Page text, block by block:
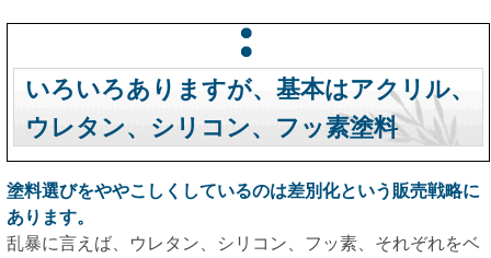
いろいろありますが、基本はアクリル、
ウレタン、シリコン、フッ素塗料
塗料選びをややこしくしているのは差別化という販売戦略に
あります。
乱暴に言えば、ウレタン、シリコン、フッ素、それぞれをベ